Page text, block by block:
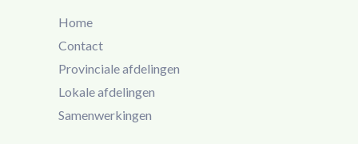
Home
Contact
Provinciale afdelingen
Lokale afdelingen
Samenwerkingen